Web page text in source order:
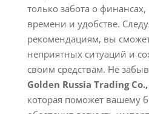
только забота о
времени и удобстве.
рекомендациям, вы
неприятных ситуаций и
своим средствам. Не
Golden Russia Trading
которая поможет вашему